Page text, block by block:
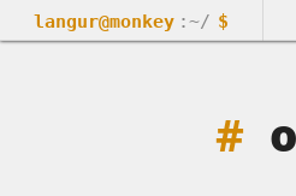
langur@monkey :~/ $